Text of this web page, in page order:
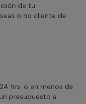
de tu
o no cliente de
hrs. o en menos de
presupuesto a